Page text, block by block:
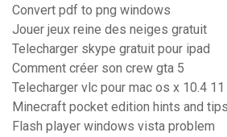
Convert pdf to png windows
Jouer jeux reine des neiges gratuit
Telecharger skype gratuit pour ipad
Comment créer son crew gta 5
Telecharger vlc pour mac os x 10.4 11
Minecraft pocket edition hints and tips
Flash player windows vista problem